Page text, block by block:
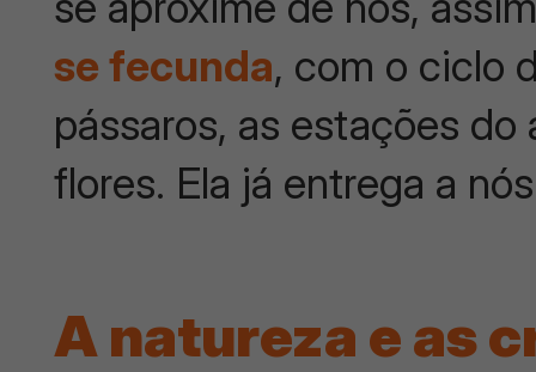
se fecunda, com o ciclo
pássaros, as estações
flores. Ela já entrega a
A natureza e as